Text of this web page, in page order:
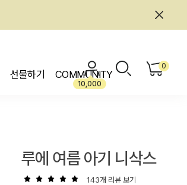
선물하기 COMMUNITY
10,000
0
루에 여름 아기 니삭스
143개 리뷰 보기